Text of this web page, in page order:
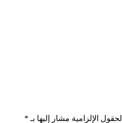
الحقول الإلزامية مشار إليها بـ *